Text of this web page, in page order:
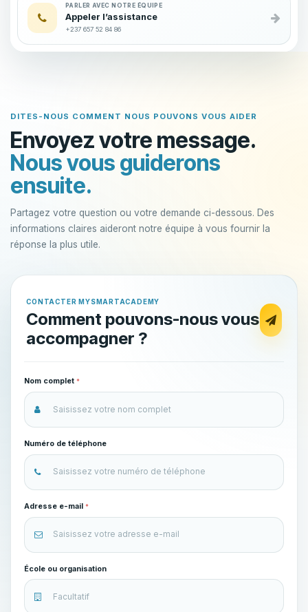
PARLER AVEC NOTRE ÉQUIPE
Appeler l’assistance
+237 657 52 84 86
DITES-NOUS COMMENT NOUS POUVONS VOUS AIDER
Envoyez votre message.
Nous vous guiderons
ensuite.
Partagez votre question ou votre demande ci-dessous. Des
informations claires aideront notre équipe à vous fournir la
réponse la plus utile.
CONTACTER MYSMARTACADEMY
Comment pouvons-nous vous
accompagner ?
Nom complet*
Numéro de téléphone
Adresse e-mail*
École ou organisation